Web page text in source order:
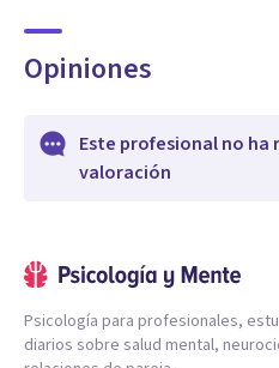
Opiniones
Este profesional no ha
valoración
Psicología para profesionales,
diarios sobre salud mental,